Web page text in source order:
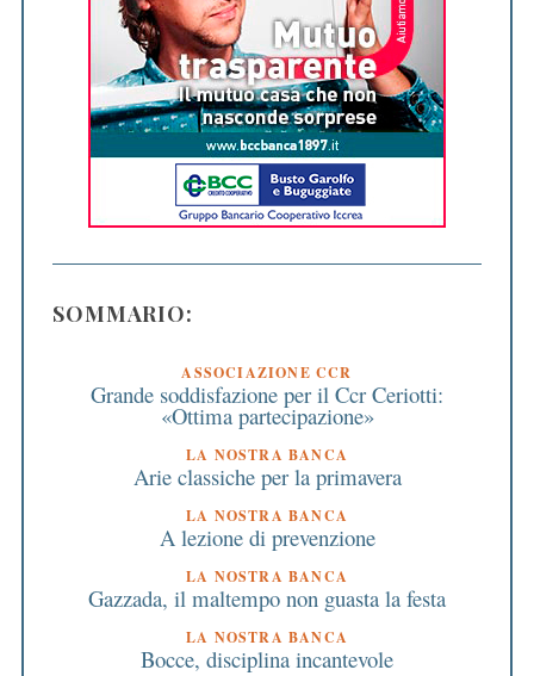
SOMMARIO:
ASSOCIAZIONE CCR
Grande soddisfazione per il Ccr Ceriotti:
«Ottima partecipazione»
LA NOSTRA BANCA
Arie classiche per la primavera
LA NOSTRA BANCA
A lezione di prevenzione
LA NOSTRA BANCA
Gazzada, il maltempo non guasta la festa
LA NOSTRA BANCA
Bocce, disciplina incantevole